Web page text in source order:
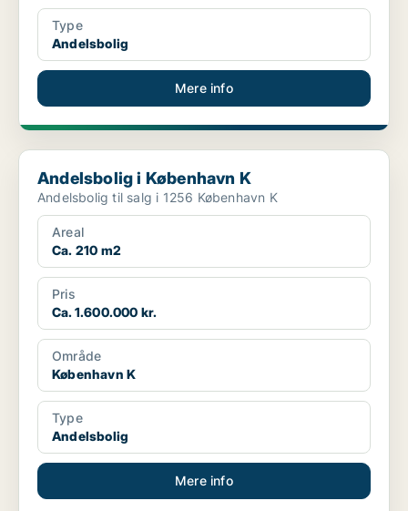
Type
Andelsbolig
Mere info
Andelsbolig i København K
Andelsbolig i København K
Andelsbolig til salg i 1256 København K
Areal
Ca. 210 m2
Pris
Ca. 1.600.000 kr.
Område
København K
Type
Andelsbolig
Mere info